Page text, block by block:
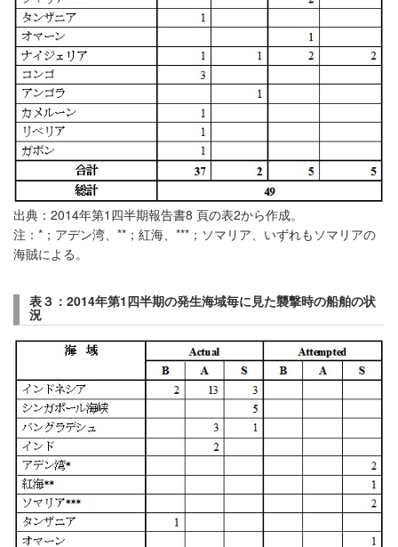
出典：2014年第1四半期報告書8 頁の表2から作成。
注：*；アデン湾、**；紅海、***；ソマリア、いずれもソマリアの
海賊による。
表３：2014年第1四半期の発生海域毎に見た襲撃時の船舶の状
況